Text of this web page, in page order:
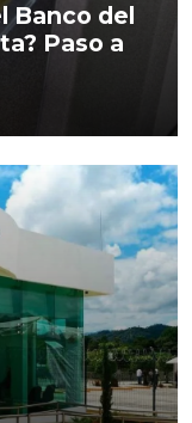
Banco del
Paso a